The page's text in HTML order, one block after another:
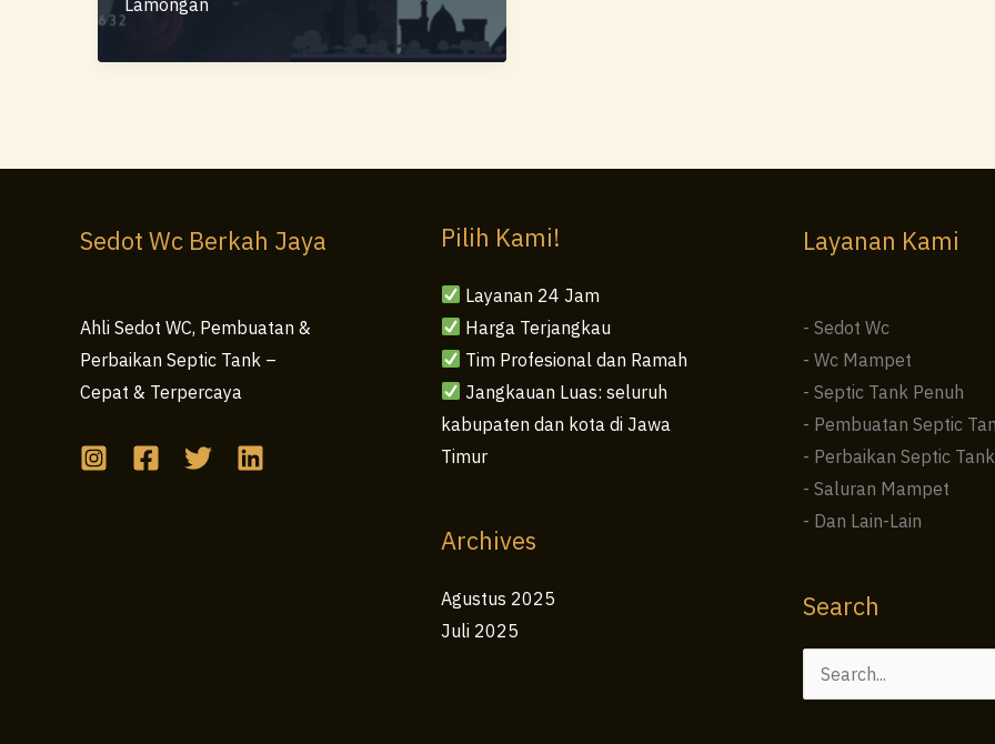
Bergaransi
Sedot Wc Berkah Jaya
Ahli Sedot WC, Pembuatan &
Perbaikan Septic Tank –
Cepat & Terpercaya
Pilih Kami!
Layanan 24 Jam
Harga Terjangkau
Tim Profesional dan Ramah
Jangkauan Luas: seluruh
kabupaten dan kota di Jawa
Timur
Archives
Agustus 2025
Juli 2025
Layanan Kami
- Sedot Wc
- Wc Mampet
- Septic Tank Penuh
- Pembuatan Septic
- Perbaikan Septic Tank
- Saluran Mampet
- Dan Lain-Lain
Search
Cari